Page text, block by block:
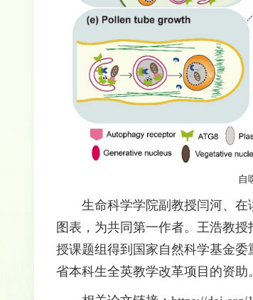
自
生命科学学院副教授闫河、
图表，为共同第一作者。王浩教
授课题组得到国家自然科学基金
省本科生全英教学改革项目的资助